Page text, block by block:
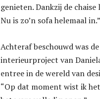
genieten. Dankzij de
Nu is zo’n sofa helemaal in.”
Achteraf beschouwd was
interieurproject van
entree in de wereld van
“Op dat moment wist ik